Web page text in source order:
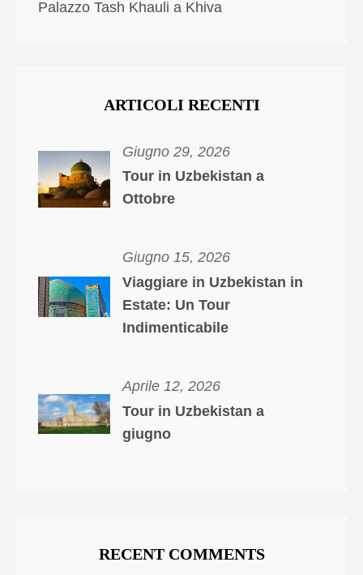
Palazzo Tash Khauli a Khiva
ARTICOLI RECENTI
Giugno 29, 2026
Tour in Uzbekistan a
Ottobre
Giugno 15, 2026
Viaggiare in Uzbekistan in
Estate: Un Tour
Indimenticabile
Aprile 12, 2026
Tour in Uzbekistan a
giugno
RECENT COMMENTS